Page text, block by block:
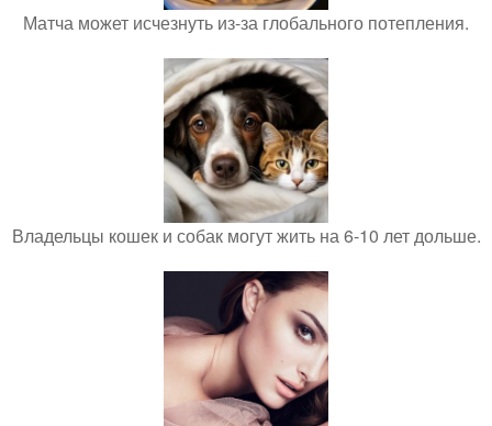
Матча может исчезнуть из-за глобального потепления.
Владельцы кошек и собак могут жить на 6-10 лет дольше.